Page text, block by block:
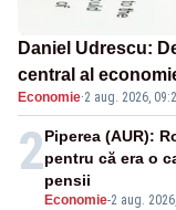
Daniel Udrescu:
central al
Economie·2 aug. 2026,
2
Economie-2 aug.
Piperea (AUR):
pentru că era o
pensii